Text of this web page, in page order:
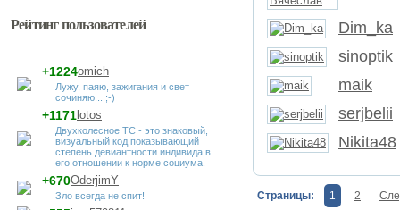
Рейтинг пользователей
omich
+1224
Лужу, паяю, зажигания и свет
сочиняю... ;-)
lotos
+1171
Двухколесное ТС - это знаковый,
визуальный код показывающий
степень девиантности индивида в
его отношении к норме социума.
OderjimY
+670
Зло всегда не спит!
Dim_ka
sinoptik
maik
serjbelii
Nikita48
Страницы: 1 2